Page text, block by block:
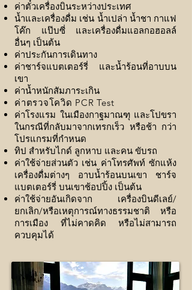
ค่าตั๋วเครื่องบินระหว่างประเทศ
น้ำและเครื่องดื่ม เช่น น้ำเปล่า น้ำชา กาแฟ
โค๊ก แป๊บซี่ และเครื่องดื่มแอลกอฮอลล์
อื่นๆ เป็นต้น
ค่าประกันการเดินทาง
ค่าชาร์จแบตเตอร์รี่ และน้ำร้อนที่อาบบน
เขา
ค่าน้ำหนักสัมภาระเกิน
ค่าตรวจโควิด PCR Test
ค่าโรงแรม ในเมืองกาฐมาณฑุ และโปขรา
ในกรณีที่กลับมาจากเทรกเร็ว หรือช้า กว่า
โปรแกรมที่กำหนด
ทิป สำหรับไกด์ ลูกหาบ และคน ขับรถ
ค่าใช้จ่ายส่วนตัว เช่น ค่าโทรศัพท์ ซักแห้ง
เครื่องดื่มต่างๆ อาบน้ำร้อนบนเขา ชาร์จ
แบตเตอร์รี่ บนเขาช้อปปิ้ง เป็นต้น
ค่าใช้จ่ายอันเกิดจาก เครื่องบินดีเลย์/
ยกเลิก/หรือเหตุการณ์ทางธรรมชาติ หรือ
การเมือง ที่ไม่คาดคิด หรือไม่สามารถ
ควบคุมได้